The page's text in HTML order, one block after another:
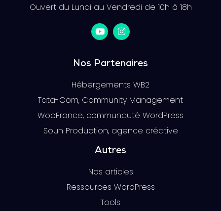
Ouvert du Lundi au Vendredi de 10h à 18h
Nos Partenaires
Hébergements WB2
Tata-Com, Community Management
WooFrance, communauté WordPress
Soun Production, agence créative
Autres
Nos articles
Ressources WordPress
Tools